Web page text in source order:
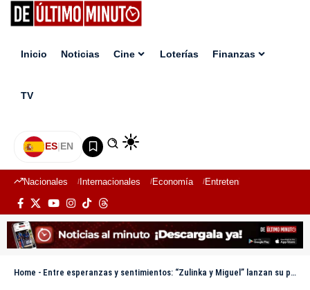
Inicio Noticias Cine Loterías Finanzas
TV
ES|EN
Nacionales Internacionales Economía Entretenimiento
Home - Entre esperanzas y sentimientos: “Zulinka y Miguel” lanzan su proyecto para continuar el legado de Rubby Pérez